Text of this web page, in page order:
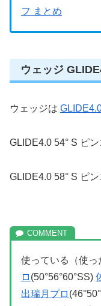
フ まとめ
ウェッジ
ウェッジは
GLIDE4.0 54° S ピ
GLIDE4.0 58° S ピ
使っている（使
ロ (50°56°60°SS)
出瑞月プロ